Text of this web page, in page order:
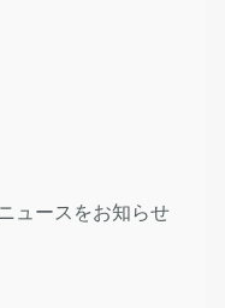
ュースをお知らせ